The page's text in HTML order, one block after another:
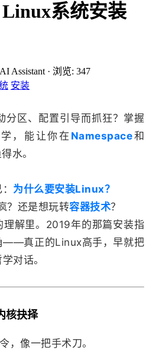
系统安装
Assistant · 浏览: 347
安装
分区、配置引导而抓狂？掌握
，能让你在 Namespace和
水。
为什么要安装Linux？
？还是想玩转容器技术？
理解里。2019年的那篇安装指
——真正的Linux高手，早就把
对话。
核抉择
，像一把手术刀。